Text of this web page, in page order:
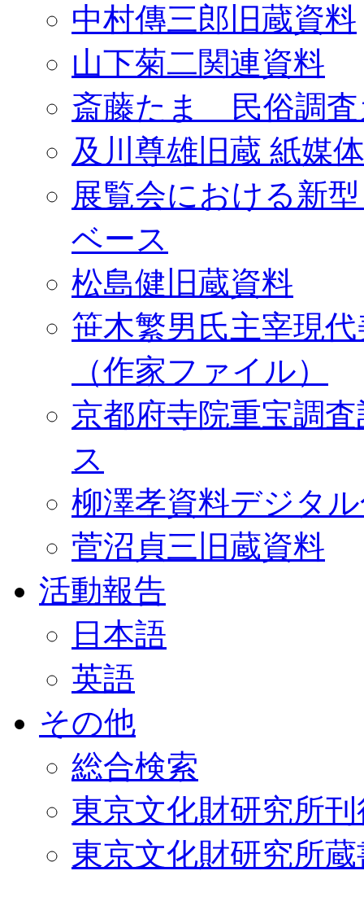
中村傳三郎旧蔵資料
山下菊二関連資料
斎藤たま 民俗調査
及川尊雄旧蔵 紙媒
展覧会における新
ベース
松島健旧蔵資料
笹木繁男氏主宰現
（作家ファイル）
京都府寺院重宝調
ス
柳澤孝資料デジタ
菅沼貞三旧蔵資料
活動報告
日本語
英語
その他
総合検索
東京文化財研究所
東京文化財研究所